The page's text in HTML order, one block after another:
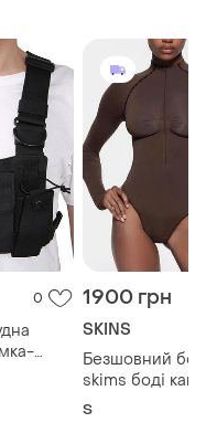
0 1900 грн
SKINS
Безшовний
skims боді
S